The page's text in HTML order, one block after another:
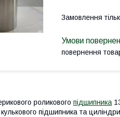
Замовлення
повернення
роликового підшипника
підшипника та